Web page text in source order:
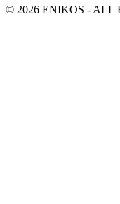
© 2026 ENIKOS - ALL